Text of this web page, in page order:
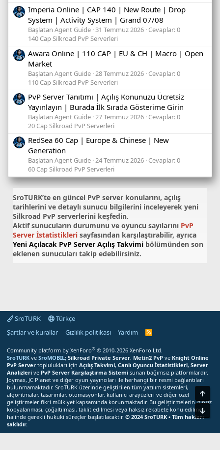
Imperia Online | CAP 140 | New Route | Drop
System | Activity System | Grand 07/08
Başlatan Agent Guide 31 Temmuz 2026 Cevaplar: 0
140 Cap Silkroad PvP Serverleri
Awara Online | 110 CAP | EU & CH | Macro | Open
Market
Başlatan Agent Guide 28 Temmuz 2026 Cevaplar: 0
110 Cap Silkroad PvP Serverleri
PvP Server Tanıtımı | Açılış Konunuzu Ücretsiz
Yayınlayın | Burada İlk Sırada Gösterime Girin
Başlatan Agent Guide 27 Temmuz 2026 Cevaplar: 0
20 Cap Silkroad PvP Serverleri
RedSea 60 Cap | Europe & Chinese | New
Generation
Başlatan Agent Guide 24 Temmuz 2026 Cevaplar: 0
60 Cap Silkroad PvP Serverleri
SroTURK’te en güncel PvP server konularını, açılış
tarihlerini ve detaylı sunucu bilgilerini inceleyerek yeni
Silkroad PvP serverlerini keşfedin.
Aktif sunucuların durumunu ve oyuncu sayılarını PvP
Server İstatistikleri sayfasından karşılaştırabilir, ayrıca
Yeni Açılacak PvP Server Açılış Takvimi bölümünden son
eklenen sunucuları takip edebilirsiniz.
SroTURK
Türkçe
Şartlar ve kurallar
Gizlilik politikası Yardım
S
T
U
R
K
R
S
S
M
e
r
Community platform by XenForo® © 2010-2026 XenForo Ltd.
SroTURK ve SroMOBIL; Silkroad Private Server, Metin2 PvP ve Knight Online
PvP Server toplulukları için Açılış Takvimi, Canlı Oyuncu İstatistikleri, Server
Analizleri ve PvP Server Karşılaştırma Sistemi sunan bağımsız platformlardır.
Joymax, JC Planet ve diğer oyun yayıncıları ile herhangi bir resmi bağlantıları
bulunmamaktadır. SroTURK üzerinde geliştirilen tüm yazılım sistemleri,
algoritmalar, tasarımlar, otomasyonlar, kullanıcı arayüzleri ve diğer özel
geliştirmeler fikri mülkiyet kapsamında korunmaktadır. Bu geliştirmelerin izinsiz
kopyalanması, çoğaltılması, taklit edilmesi veya haksız rekabete konu edilmesi
halinde gerekli hukuki süreçler başlatılacaktır. © 2024 SroTURK • Tüm hakları
saklıdır.